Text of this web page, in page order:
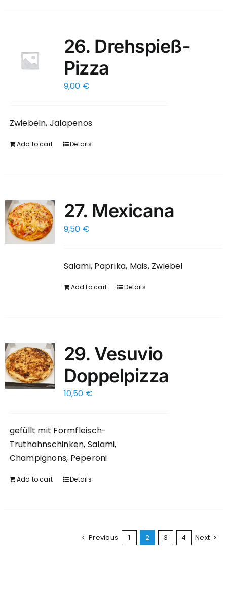
26. Drehspieß-
Pizza
9,00 €
Zwiebeln, Jalapenos
Add to cart Details
27. Mexicana
9,50 €
Salami, Paprika, Mais, Zwiebel
Add to cart Details
29. Vesuvio
Doppelpizza
10,50 €
gefüllt mit Formfleisch-
Truthahnschinken, Salami,
Champignons, Peperoni
Add to cart Details
Previous 1 2 3 4 Next